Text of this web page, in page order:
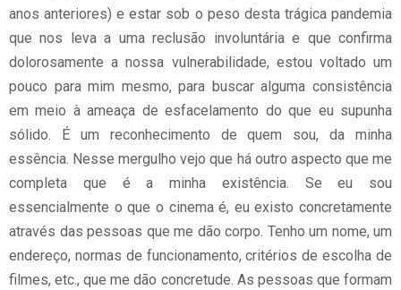
anos anteriores) e estar sob o peso desta trágica pandemia
que nos leva a uma reclusão involuntária e que confirma
dolorosamente a nossa vulnerabilidade, estou voltado um
pouco para mim mesmo, para buscar alguma consistência
em meio à ameaça de esfacelamento do que eu supunha
sólido. É um reconhecimento de quem sou, da minha
essência. Nesse mergulho vejo que há outro aspecto que me
completa que é a minha existência. Se eu sou
essencialmente o que o cinema é, eu existo concretamente
através das pessoas que me dão corpo. Tenho um nome, um
endereço, normas de funcionamento, critérios de escolha de
filmes, etc., que me dão concretude. As pessoas que formam